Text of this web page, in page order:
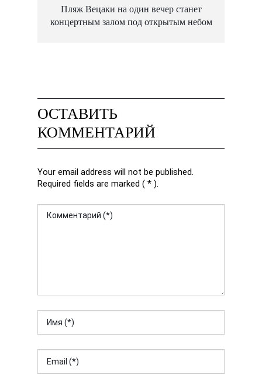
Пляж Вецаки на один вечер станет
концертным залом под открытым небом
ОСТАВИТЬ
КОММЕНТАРИЙ
Your email address will not be published.
Required fields are marked ( * ).